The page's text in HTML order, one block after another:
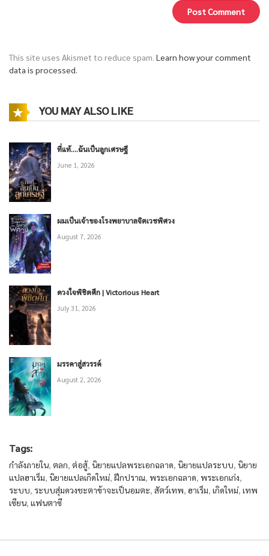
This site uses Akismet to reduce spam. Learn how your comment
data is processed.
YOU MAY ALSO LIKE
ที่แท้….ฉันเป็นลูกเศรษฐี
June 1, 2026
ผมเป็นเจ้าของโรงพยาบาลจิตเวชพิศวง
August 7, 2026
ดวงใจพิชิตศึก | Victorious Heart
July 31, 2026
มรรคาสู่สวรรค์
August 2, 2026
Tags:
กำลังภายใน, ตลก, ต่อสู้, นิยายแปลพระเอกฉลาด, นิยายแปลระบบ, นิยาย
แปลฮาเร็ม, นิยายแปลเกิดใหม่, ฝึกปราณ, พระเอกฉลาด, พระเอกเก่ง,
ระบบ, ระบบสุ่มดวงชะตาข้าจะเป็นอมตะ, สัตว์เทพ, ฮาเร็ม, เกิดใหม่, เทพ
เซียน, แฟนตาซี